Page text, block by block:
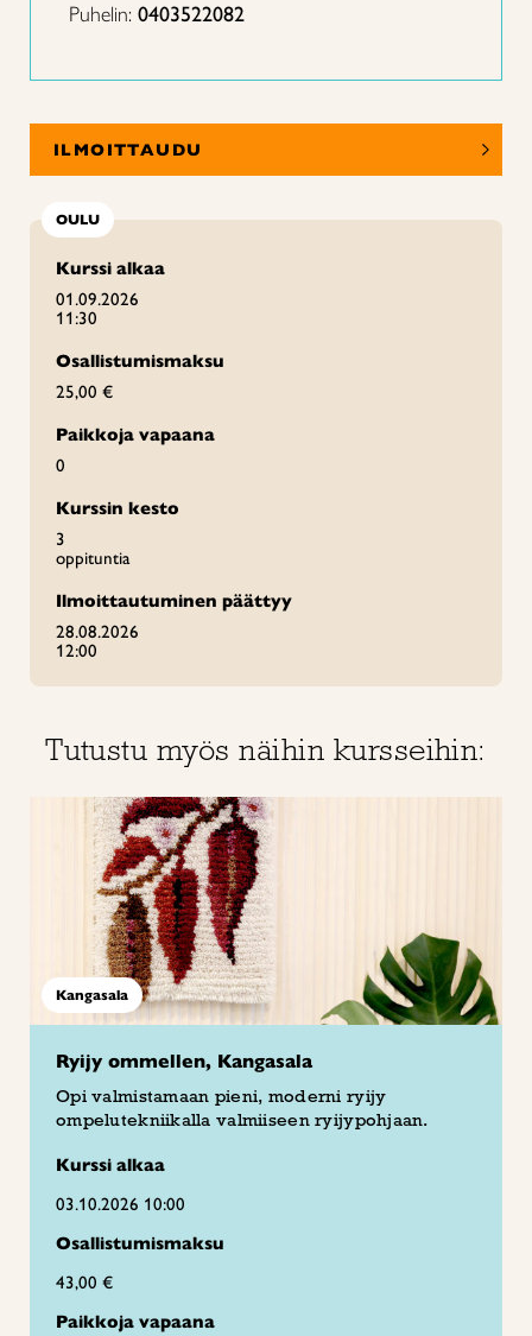
Puhelin: 0403522082
ILMOITTAUDU
OULU
Kurssi alkaa
01.09.2026
11:30
Osallistumismaksu
25,00 €
Paikkoja vapaana
0
Kurssin kesto
3
oppituntia
Ilmoittautuminen päättyy
28.08.2026
12:00
Tutustu myös näihin kursseihin:
Kangasala
Ryijy ommellen, Kangasala
Opi valmistamaan pieni, moderni ryijy
ompelutekniikalla valmiiseen ryijypohjaan.
Kurssi alkaa
03.10.2026 10:00
Osallistumismaksu
43,00 €
Paikkoja vapaana